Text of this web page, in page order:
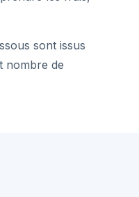
sont issus
nombre de